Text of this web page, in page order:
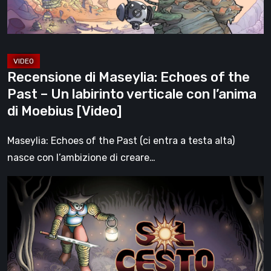
–
Un
verticale
con
l’anima
di
Recensione di Maseylia: Echoes of the
Past – Un labirinto verticale con l’anima
di Moebius [Video]
Maseylia: Echoes of the Past (ci entra a testa alta)
nasce con l’ambizione di creare…
Cesto
Recensione:
la
1.0